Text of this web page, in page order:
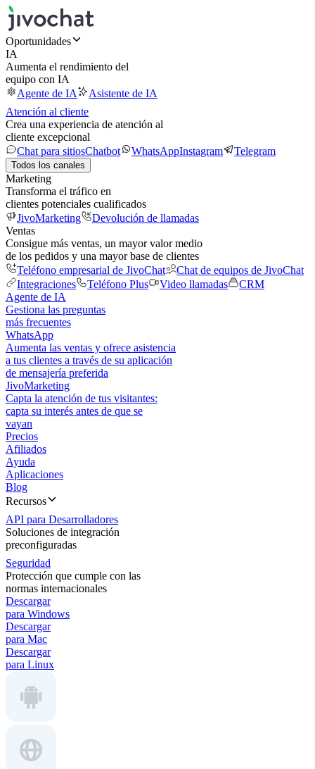
Oportunidades
IA
Aumenta el rendimiento del
equipo con IA
Agente de IA
Asistente de IA
Atención al cliente
Crea una experiencia de atención al
cliente excepcional
Chat para sitiosChatbot WhatsAppInstagram Telegram
Todos los canales
Marketing
Transforma el tráfico en
clientes potenciales cualificados
JivoMarketing
Devolución de llamadas
Ventas
Consigue más ventas, un mayor valor medio
de los pedidos y una mayor base de clientes
Teléfono empresarial de JivoChat
Chat de equipos de JivoChat
Integraciones
Teléfono Plus Video llamadas
CRM
Agente de IA
Gestiona las preguntas
más frecuentes
WhatsApp
Aumenta las ventas y ofrece asistencia
a tus clientes a través de su aplicación
de mensajería preferida
JivoMarketing
Capta la atención de tus visitantes:
capta su interés antes de que se
vayan
Precios
Afiliados
Ayuda
Aplicaciones
Blog
Recursos
API para Desarrolladores
Soluciones de integración
preconfiguradas
Seguridad
Protección que cumple con las
normas internacionales
Descargar
para Windows
Descargar
para Mac
Descargar
para Linux